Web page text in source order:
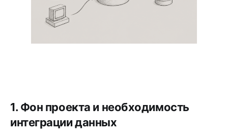
1. Фон проекта и необходимость
интеграции данных